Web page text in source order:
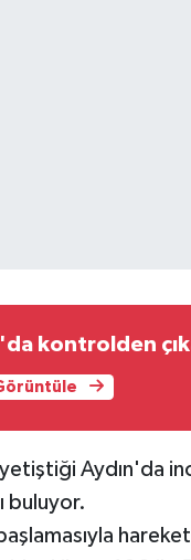
kontrolden
Aydın'da
buluyor.